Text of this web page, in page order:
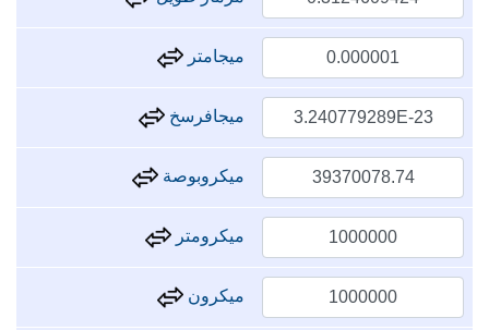
ميجامتر
ميجافرسخ
ميكروبوصة
ميكرومتر
ميكرون